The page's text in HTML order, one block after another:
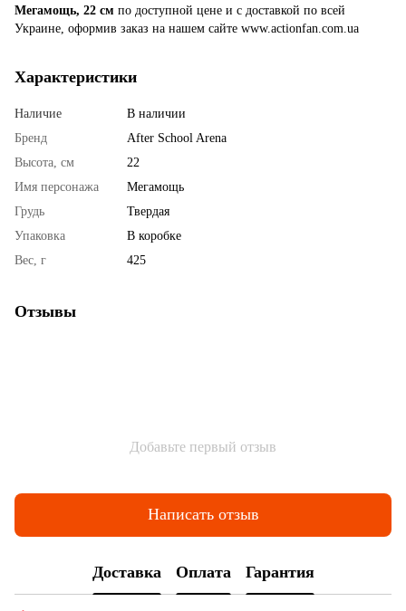
Мегамощь, 22 см по доступной цене и с доставкой по всей
Украине, оформив заказ на нашем сайте www.actionfan.com.ua
Характеристики
Наличие
В наличии
Бренд
After School Arena
Высота, см
22
Имя персонажа
Мегамощь
Грудь
Твердая
Упаковка
В коробке
Вес, г
425
Отзывы
Добавьте первый отзыв
Написать отзыв
Доставка Оплата Гарантия